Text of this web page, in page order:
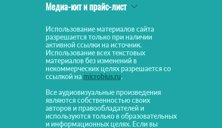
Медиа-кит и прайс-лист
Использование материалов сайта
разрешается только при наличии
активной ссылки на источник.
Использование всех текстовых
материалов без изменений в
некоммерческих целях разрешается со
ссылкой на microbius.ru.
Все аудиовизуальные произведения
являются собственностью своих
авторов и правообладателей и
используются только в образовательных
и информационных целях. Если вы